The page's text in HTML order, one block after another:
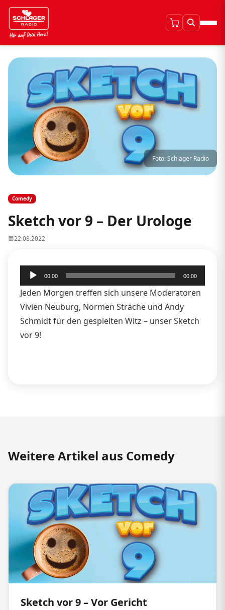
Foto: Schlager Radio
Comedy
Sketch vor 9 – Der Urologe
22.08.2022
Audio-
Player
00:00 00:00
Jeden Morgen treffen sich unsere Moderatoren
Vivien Neuburg, Normen Sträche und Andy
Schmidt für den gespielten Witz – unser Sketch
vor 9!
Weitere Artikel aus Comedy
Sketch vor 9 – Vor Gericht